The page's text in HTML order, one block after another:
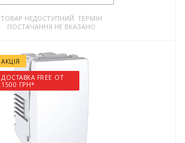
ТОВАР НЕДОСТУПНИЙ. ТЕРМІН
ПОСТАЧАННЯ НЕ ВКАЗАНО
АКЦІЯ
ДОСТАВКА FREE ОТ
1500 ГРН*